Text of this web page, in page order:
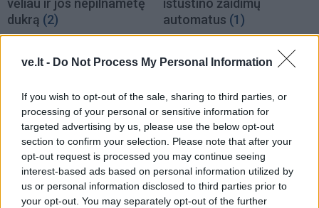
ve.lt - Do Not Process My Personal Information
If you wish to opt-out of the sale, sharing to third parties, or
processing of your personal or sensitive information for
targeted advertising by us, please use the below opt-out
section to confirm your selection. Please note that after your
opt-out request is processed you may continue seeing
interest-based ads based on personal information utilized by
us or personal information disclosed to third parties prior to
your opt-out. You may separately opt-out of the further
vėliau ir jos nepilnametę
dukrą (2)
ištuštino žaidimų
automatus (1)
Kriminalai
Paramediko nužudymo
byloje į laisvę paleistas
vienas įtariamųjų (3)
Kriminalai
Užsidegė lauko pavėsinė:
vos be namų neliko
keturios šeimos